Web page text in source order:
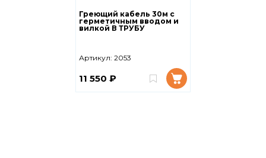
Греющий кабель 30м с
герметичным вводом и
вилкой В ТРУБУ
Артикул: 2053
11 550 ₽